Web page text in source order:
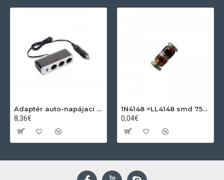
Adaptér auto-napájací 1xkon./3x zdierka- 12/24V, USB 1000mA
8,36€
1N4148 =LL4148 smd 75V,0.15A SOD80C
0,04€